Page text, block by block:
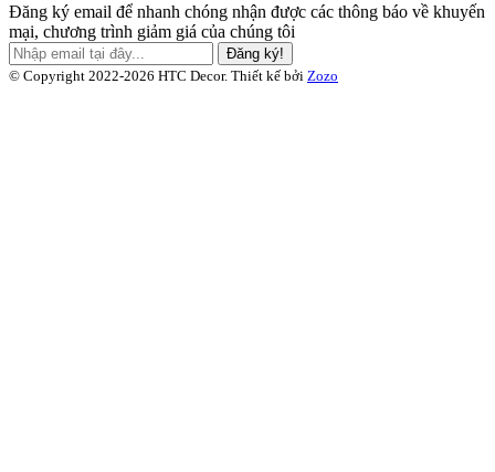
Đăng ký email để nhanh chóng nhận được các thông báo về khuyến
mại, chương trình giảm giá của chúng tôi
Đăng ký!
© Copyright 2022-2026 HTC Decor. Thiết kế bởi Zozo